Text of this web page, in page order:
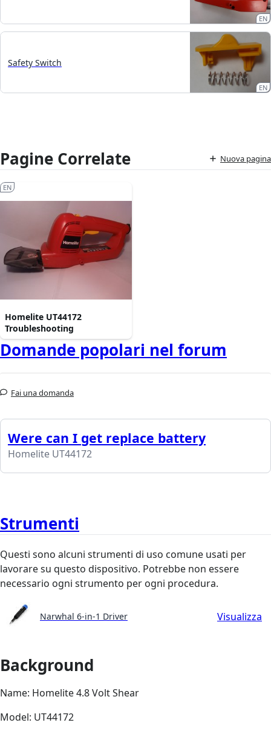
EN
Safety Switch
EN
Pagine Correlate Nuova pagina
Homelite UT44172
Troubleshooting
EN
Domande popolari nel forum
Fai una domanda
Were can I get replace battery
Homelite UT44172
Strumenti
Questi sono alcuni strumenti di uso comune usati per
lavorare su questo dispositivo. Potrebbe non essere
necessario ogni strumento per ogni procedura.
Narwhal 6-in-1 Driver Visualizza
Background
Name: Homelite 4.8 Volt Shear
Model: UT44172